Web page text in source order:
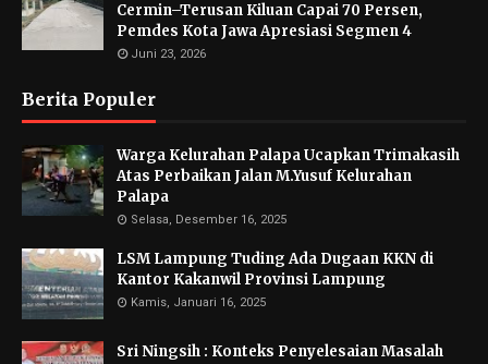
Cermin–Terusan Kiluan Capai 70 Persen,
Pemdes Kota Jawa Apresiasi Segmen 4
Juni 23, 2026
Berita Populer
Warga Kelurahan Palapa Ucapkan Trimakasih
Atas Perbaikan Jalan M.Yusuf Kelurahan
Palapa
Selasa, Desember 16, 2025
LSM Lampung Tuding Ada Dugaan KKN di
Kantor Kakanwil Provinsi Lampung
Kamis, Januari 16, 2025
Sri Ningsih : Konteks Penyelesaian Masalah